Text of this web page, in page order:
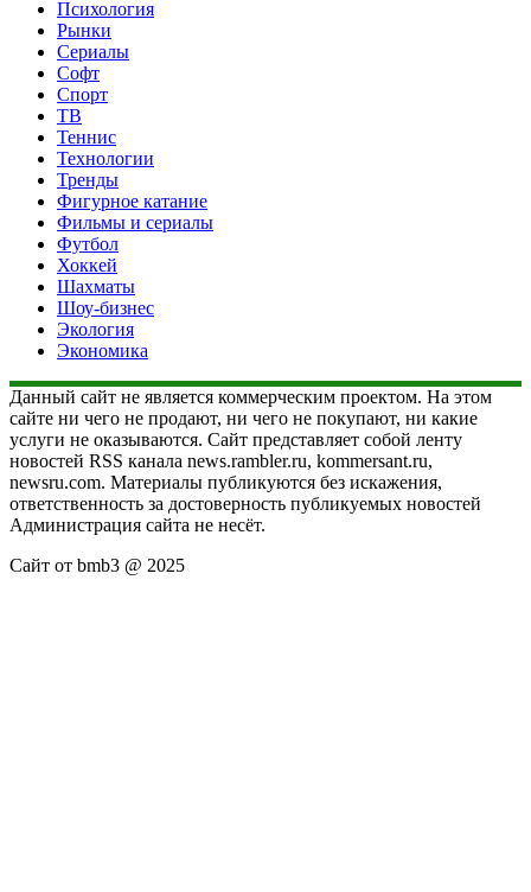
Психология
Рынки
Сериалы
Софт
Спорт
ТВ
Теннис
Технологии
Тренды
Фигурное катание
Фильмы и сериалы
Футбол
Хоккей
Шахматы
Шоу-бизнес
Экология
Экономика
Данный сайт не является коммерческим проектом. На этом
сайте ни чего не продают, ни чего не покупают, ни какие
услуги не оказываются. Сайт представляет собой ленту
новостей RSS канала news.rambler.ru, kommersant.ru,
newsru.com. Материалы публикуются без искажения,
ответственность за достоверность публикуемых новостей
Администрация сайта не несёт.
Сайт от bmb3 @ 2025